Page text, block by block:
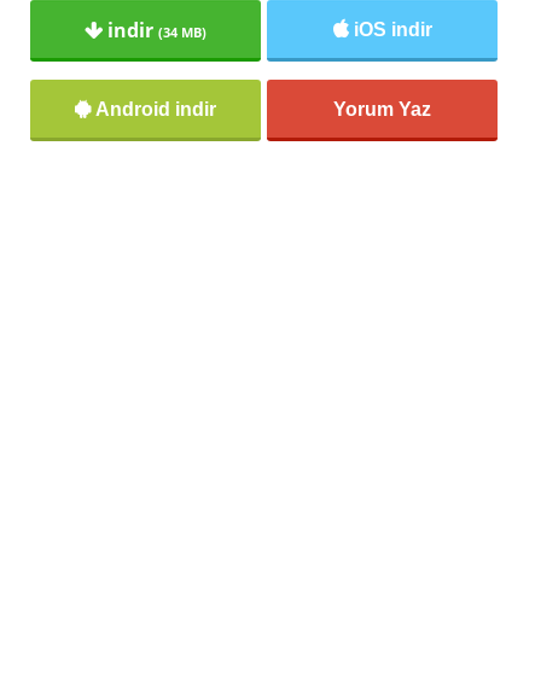
indir(34 MB) iOS indir
Android indir Yorum Yaz